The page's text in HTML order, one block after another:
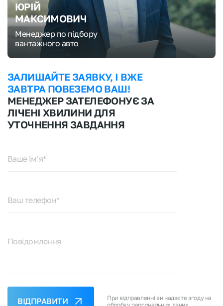
ЮРІЙ
МАКСИМОВИЧ
Менеджер по підбору
вантажного авто
ЗАЛИШАЙТЕ ЗАЯВКУ, І ВЖЕ
ЗАВТРА ПОВЕЗЕМО ВАШ!
МЕНЕДЖЕР ЗАТЕЛЕФОНУЄ ЗА
ЛІЧЕНІ ХВИЛИНИ ДЛЯ
УТОЧНЕННЯ ЗАВДАННЯ
Ваше ім’я*
Ваш телефон*
Повідомлення
ВІДПРАВИТИ
При відправленні ви надаєте згоду на